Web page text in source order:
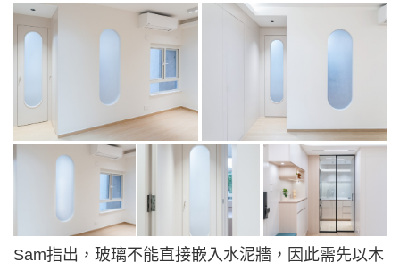
Sam指出，玻璃不能直接嵌入水泥牆，因此需先以木